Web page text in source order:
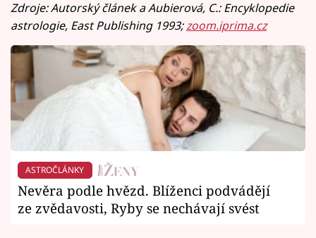
Zdroje: Autorský článek a Aubierová, C.: Encyklopedie
astrologie, East Publishing 1993;zoom.iprima.cz
ASTROČLÁNKY
Nevěra podle hvězd. Blíženci podvádějí
ze zvědavosti, Ryby se nechávají svést